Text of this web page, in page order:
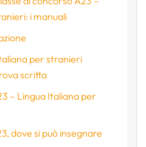
i manuali
per stranieri
scritta
– Lingua Italiana per
dove si può insegnare